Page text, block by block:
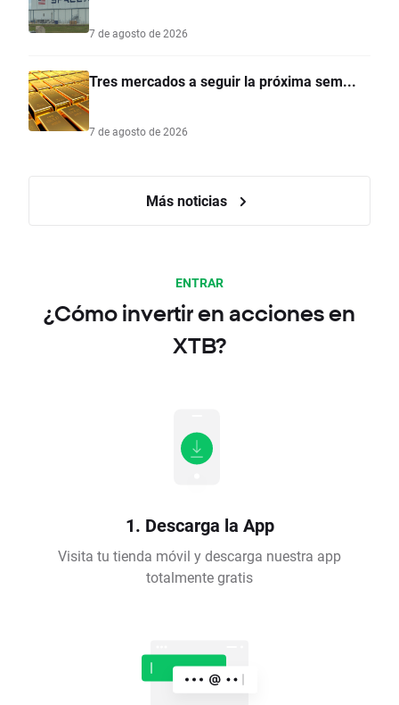
7 de agosto de 2026
Tres mercados a seguir la próxima sem...
7 de agosto de 2026
Más noticias
ENTRAR
¿Cómo invertir en acciones en
XTB?
1. Descarga la App
Visita tu tienda móvil y descarga nuestra app
totalmente gratis